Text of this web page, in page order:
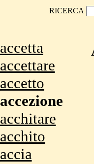
RICERCA
accetta
accettare
accetto
accezione
acchitare
acchito
accia